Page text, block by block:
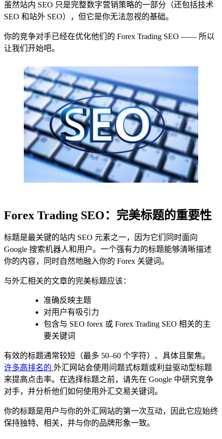
虽然站内 SEO 只是完整数字营销策略的一部分（还包括技术
SEO 和站外 SEO），但它是你无法忽视的基础。
你的竞争对手已经在优化他们的 Forex Trading SEO —— 所以
让我们开始吧。
Forex Trading SEO：完美标题的重要性
标题是最关键的站内 SEO 元素之一，因为它们同时面向
Google 搜索机器人和用户。一个强有力的标题能够清晰描述
你的内容，同时自然地融入你的 Forex 关键词。
与外汇相关的文章的完美标题应该：
准确反映主题
对用户有吸引力
包含与 SEO forex 或 Forex Trading SEO 相关的主
要关键词
有效的标题通常较短（最多 50–60 个字符）、具体且聚焦。
许多高排名的 外汇网站会使用问题式标题或利益驱动型标题
来提高点击率。在选择标题之前，请先在 Google 中研究竞争
对手，并分析他们如何使用外汇交易关键词。
你的标题是用户与你的外汇网站的第一次互动，因此它应始终
保持独特、相关，并与你的品牌形象一致。